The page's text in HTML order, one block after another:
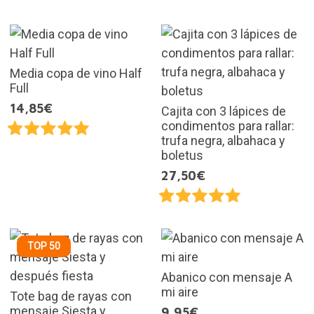
Media copa de vino Half
Full
14,85€
Cajita con 3 lápices de
condimentos para rallar:
trufa negra, albahaca y
boletus
27,50€
TOP 50
Tote bag de rayas con
Abanico con mensaje A
mi aire